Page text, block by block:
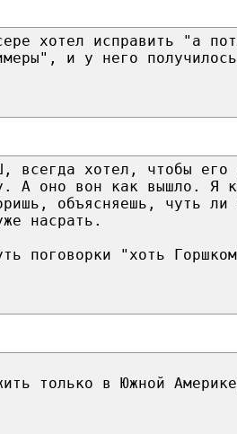
хотел исправить "а
и у него
всегда хотел, чтобы его
А оно вон как вышло. Я
объясняешь, чуть ли
насрать.
поговорки "хоть
только в Южной